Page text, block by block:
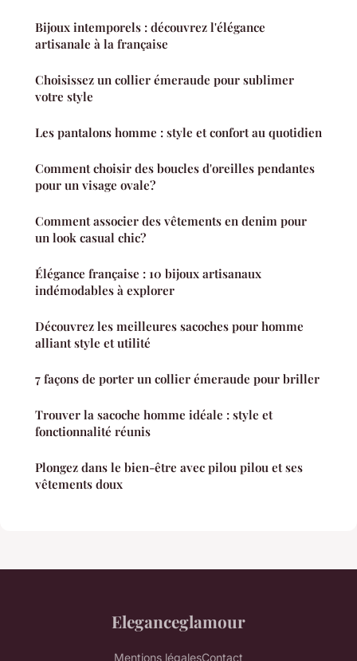
Bijoux intemporels : découvrez l'élégance
artisanale à la française
Choisissez un collier émeraude pour sublimer
votre style
Les pantalons homme : style et confort au quotidien
Comment choisir des boucles d'oreilles pendantes
pour un visage ovale?
Comment associer des vêtements en denim pour
un look casual chic?
Élégance française : 10 bijoux artisanaux
indémodables à explorer
Découvrez les meilleures sacoches pour homme
alliant style et utilité
7 façons de porter un collier émeraude pour briller
Trouver la sacoche homme idéale : style et
fonctionnalité réunis
Plongez dans le bien-être avec pilou pilou et ses
vêtements doux
Eleganceglamour
Mentions légalesContact